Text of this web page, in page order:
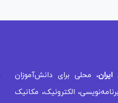
، محلی برای دانش‌آموزان
الکترونیک، مکانیک